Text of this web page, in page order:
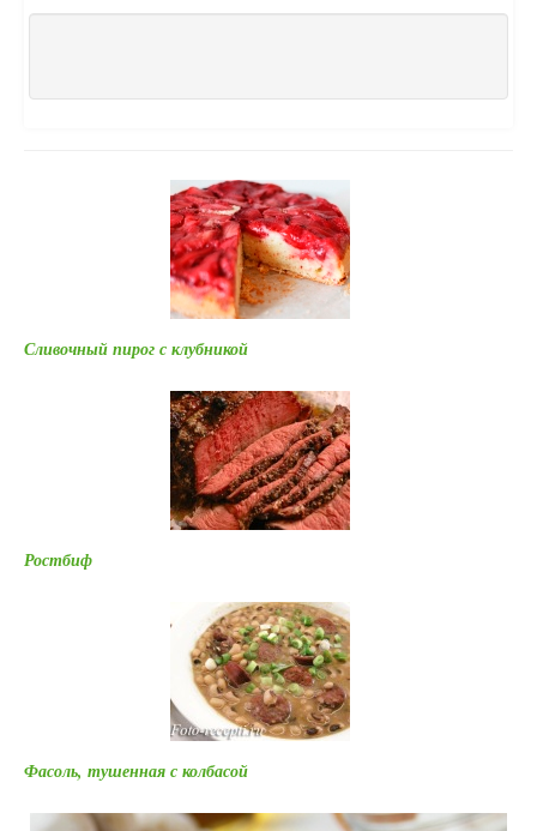
Сливочный пирог с клубникой
Ростбиф
Фасоль, тушенная с колбасой